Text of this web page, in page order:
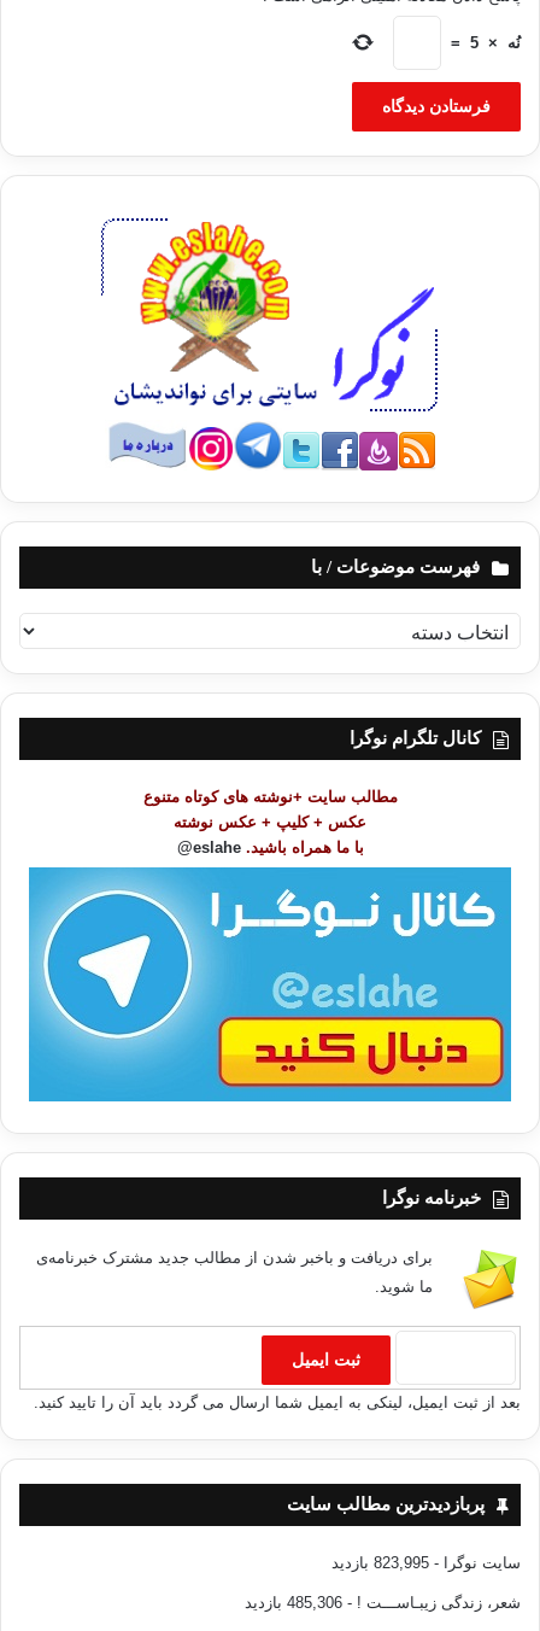
نُه ×
5
=
فهرست موضوعات / با
ه
ر
کانال تلگرام نوگرا
مطالب سایت +نوشته های کوتاه متنوع
عکس + کلیپ + عکس نوشته
با ما همراه باشید. eslahe@
خبرنامه نوگرا
برای دریافت و باخبر شدن از مطالب جدید مشترک خبرنامه‌ی
ما شوید.
بعد از ثبت ایمیل، لینکی به ایمیل شما ارسال می گردد باید آن را تایید کنید.
پربازدیدترین مطالب سایت
سایت نوگرا - 823,995 بازدید
شعر، زندگی زیبـاســـت ! - 485,306 بازدید